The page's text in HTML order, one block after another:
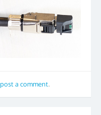
post a comment.